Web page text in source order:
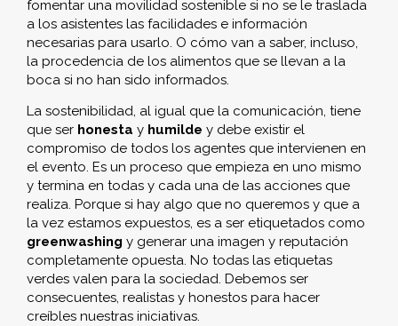
fomentar una movilidad sostenible si no se le traslada
a los asistentes las facilidades e información
necesarias para usarlo. O cómo van a saber, incluso,
la procedencia de los alimentos que se llevan a la
boca si no han sido informados.
La sostenibilidad, al igual que la comunicación, tiene
que ser honesta y humilde y debe existir el
compromiso de todos los agentes que intervienen en
el evento. Es un proceso que empieza en uno mismo
y termina en todas y cada una de las acciones que
realiza. Porque si hay algo que no queremos y que a
la vez estamos expuestos, es a ser etiquetados como
greenwashing y generar una imagen y reputación
completamente opuesta. No todas las etiquetas
verdes valen para la sociedad. Debemos ser
consecuentes, realistas y honestos para hacer
creíbles nuestras iniciativas.